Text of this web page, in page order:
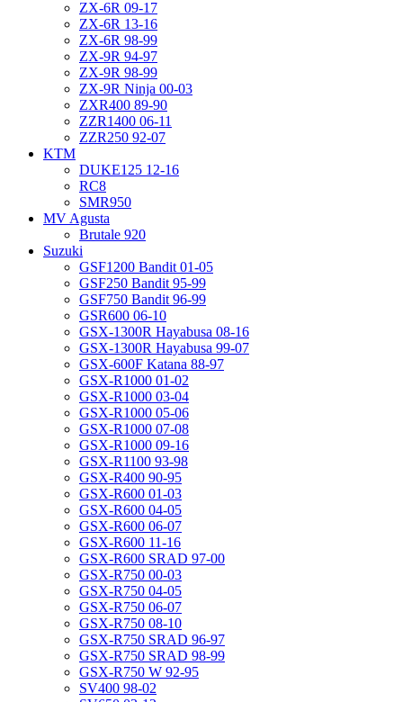
ZX-6R 09-17
ZX-6R 13-16
ZX-6R 98-99
ZX-9R 94-97
ZX-9R 98-99
ZX-9R Ninja 00-03
ZXR400 89-90
ZZR1400 06-11
ZZR250 92-07
KTM
DUKE125 12-16
RC8
SMR950
MV Agusta
Brutale 920
Suzuki
GSF1200 Bandit 01-05
GSF250 Bandit 95-99
GSF750 Bandit 96-99
GSR600 06-10
GSX-1300R Hayabusa 08-16
GSX-1300R Hayabusa 99-07
GSX-600F Katana 88-97
GSX-R1000 01-02
GSX-R1000 03-04
GSX-R1000 05-06
GSX-R1000 07-08
GSX-R1000 09-16
GSX-R1100 93-98
GSX-R400 90-95
GSX-R600 01-03
GSX-R600 04-05
GSX-R600 06-07
GSX-R600 11-16
GSX-R600 SRAD 97-00
GSX-R750 00-03
GSX-R750 04-05
GSX-R750 06-07
GSX-R750 08-10
GSX-R750 SRAD 96-97
GSX-R750 SRAD 98-99
GSX-R750 W 92-95
SV400 98-02